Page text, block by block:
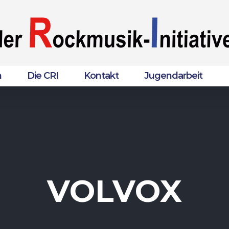
Die CRI Kontakt Jugendarbeit
VOLVOX